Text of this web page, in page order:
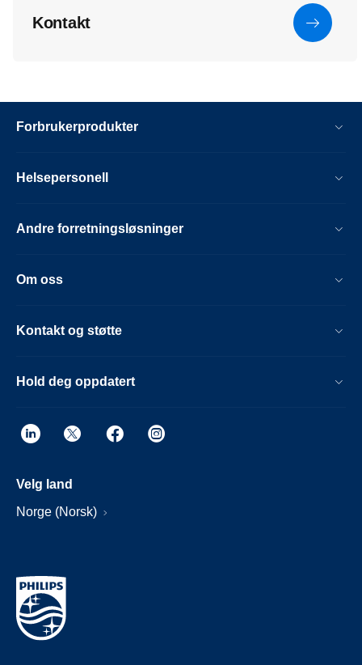
Kontakt
Forbrukerprodukter
Helsepersonell
Andre forretningsløsninger
Om oss
Kontakt og støtte
Hold deg oppdatert
Velg land
Norge (Norsk)